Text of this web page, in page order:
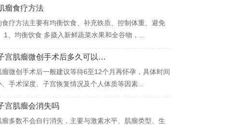
瘤食疗方法
疗方法主要有均衡饮食、补充铁质、控制体重、避免
1、均衡饮食 多摄入新鲜蔬菜水果和全谷物，...
宫肌瘤微创手术后多久可以怀孕
微创手术后一般建议等待6至12个月再怀孕，具体时间
手术深度、子宫恢复情况及个人体质等因素...
宫肌瘤会消失吗
多数不会自行消失，主要与激素水平、肌瘤类型、生